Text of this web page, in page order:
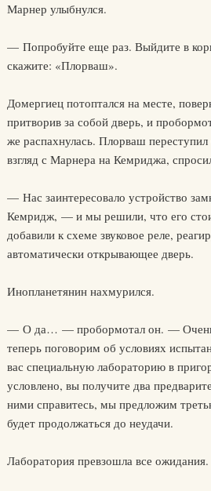
Марнер улыбнулся.
— Попробуйте еще раз. Выйдите в
скажите: «Плорваш».
Домергиец потоптался на месте,
притворив за собой дверь, и
же распахнулась. Плорваш
взгляд с Марнера на Кемриджа,
— Нас заинтересовало устройство
Кемридж, — и мы решили, что его
добавили к схеме звуковое реле,
автоматически открывающее дверь.
Инопланетянин нахмурился.
— О да… — пробормотал он. — Очень
теперь поговорим об условиях
вас специальную лабораторию в
условлено, вы получите два
ними справитесь, мы предложим
будет продолжаться до неудачи.
Лаборатория превзошла все ожидания.